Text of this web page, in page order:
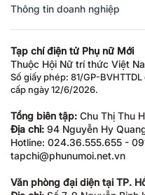
Thông tin doanh nghiệp
Tạp chí điện tử Phụ nữ Mới
Thuộc Hội Nữ trí thức Việt
Số giấy phép: 81/GP-
cấp ngày 12/6/2026.
Tổng biên tập: Chu Thị Thu
Địa chỉ: 94 Nguyễn Hy
Hotline: 024.36.555.655 -
tapchi@phunumoi.net.vn
Văn phòng đại diện tại TP.